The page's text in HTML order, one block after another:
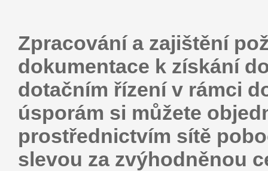
Zpracování a zajištění
dokumentace k získání
dotačním řízení v rámci
úsporám si můžete
prostřednictvím sítě
slevou za zvýhodněnou